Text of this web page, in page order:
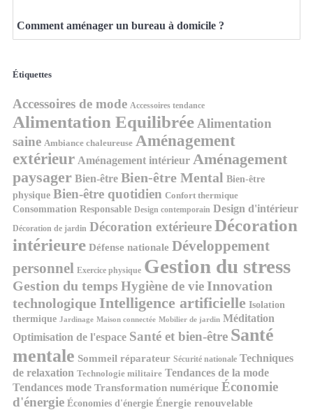
Comment aménager un bureau à domicile ?
Étiquettes
Accessoires de mode Accessoires tendance
Alimentation Equilibrée Alimentation
saine Ambiance chaleureuse Aménagement
extérieur Aménagement intérieur Aménagement
paysager Bien-être Bien-être Mental Bien-être
physique Bien-être quotidien Confort thermique
Consommation Responsable Design contemporain Design d'intérieur
Décoration de jardin Décoration extérieureDécoration
intérieure Défense nationale Développement
personnel Exercice physique Gestion du stress
Gestion du temps Hygiène de vie Innovation
technologique Intelligence artificielle Isolation
thermique Jardinage Maison connectée Mobilier de jardin Méditation
Optimisation de l'espace Santé et bien-être Santé
mentale Sommeil réparateur Sécurité nationale Techniques
de relaxation Technologie militaire Tendances de la mode
Tendances mode Transformation numérique Économie
d'énergie Économies d'énergie Énergie renouvelable